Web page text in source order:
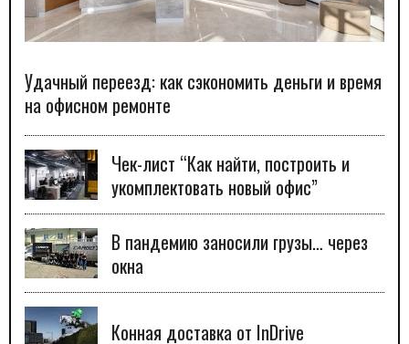
Удачный переезд: как сэкономить деньги и время
на офисном ремонте
Чек-лист “Как найти, построить и
укомплектовать новый офис”
В пандемию заносили грузы… через
окна
Конная доставка от InDrive